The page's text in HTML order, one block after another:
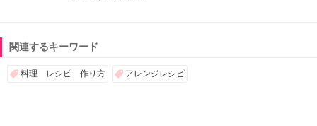
関連するキーワード
料理 レシピ 作り方 アレンジレシピ